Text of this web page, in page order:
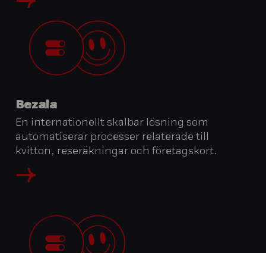
Bezala
En internationellt skalbar lösning som
automatiserar processer relaterade till
kvitton, reseräkningar och företagskort.